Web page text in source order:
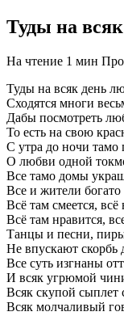
Туды на
На чтение 1 мин
Туды на всяк день
Сходятся многи
Дабы посмотреть
То есть на свою
С утра до ночи тамо
О любви одной
Все тамо домы
Все и жители богато
Всё там смеется, всё
Всё там нравится,
Танцы и песни,
Не впускают скорбь
Все суть изгнаны
И всяк угрюмой
Всяк скупой сыплет
Всяк молчаливый